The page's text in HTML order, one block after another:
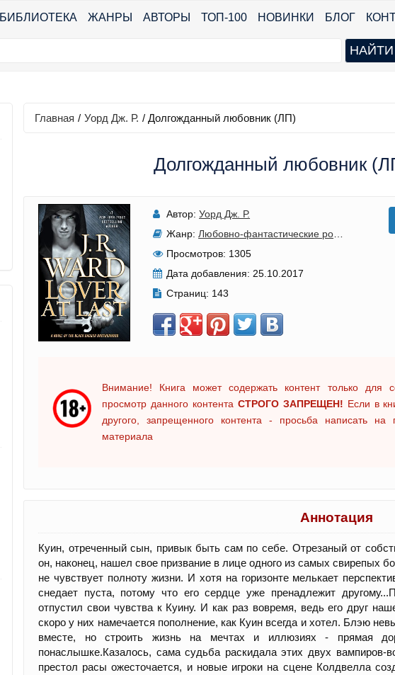
БИБЛИОТЕКА ЖАНРЫ АВТОРЫ ТОП-100 НОВИНКИ БЛОГ
Главная / Уорд Дж. Р. / Долгожданный любовник (ЛП)
Долгожданный любовник
Автор: Уорд Дж. Р.
Жанр: Любовно-фантастические романы
Слеш
Просмотров: 1305
Дата добавления: 25.10.2017
Страниц: 143
Внимание! Книга может содержать контент только для
просмотр данного контента СТРОГО ЗАПРЕЩЕН! Если в
другого, запрещенного контента - просьба написать на
материала
Аннотация
Куин, отреченный сын, привык быть сам по себе. Отрезаный от
он, наконец, нашел свое призвание в лице одного из самых свирепых
не чувствует полноту жизни. И хотя на горизонте мелькает
снедает пуста, потому что его сердце уже пренадлежит
отпустил свои чувства к Куину. И как раз вовремя, ведь его друг
скоро у них намечается пополнение, как Куин всегда и хотел. Блэю
вместе, но строить жизнь на мечтах и иллюзиях - прямая
понаслышке.Казалось, сама судьба раскидала этих двух вампиров-
престол расы ожесточается, и новые игроки на сцене Колдвелла